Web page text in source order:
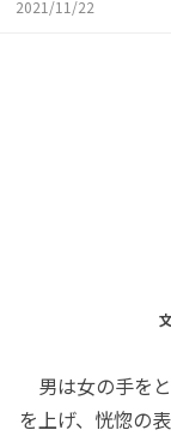
2021/11/22
男は女の手を
を上げ、恍惚の